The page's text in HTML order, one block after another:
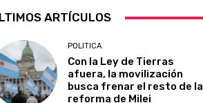
ARTÍCULOS
POLITICA
Con la Ley de Tierras
afuera, la movilización
busca frenar el resto de la
reforma de Milei